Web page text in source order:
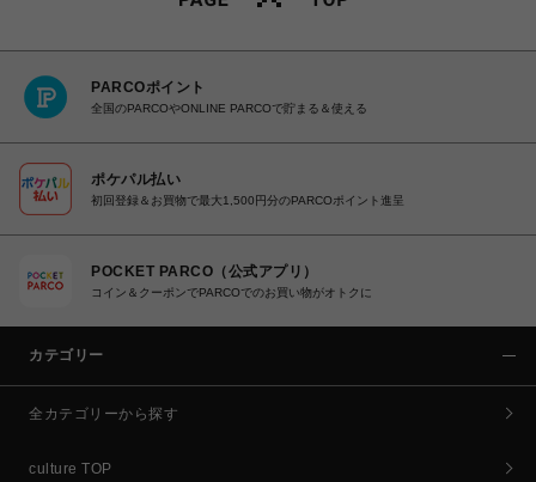
PARCOポイント
全国のPARCOやONLINE PARCOで貯まる＆使える
ポケパル払い
初回登録＆お買物で最大1,500円分のPARCOポイント進呈
POCKET PARCO（公式アプリ）
コイン＆クーポンでPARCOでのお買い物がオトクに
カテゴリー
全カテゴリーから探す
culture TOP